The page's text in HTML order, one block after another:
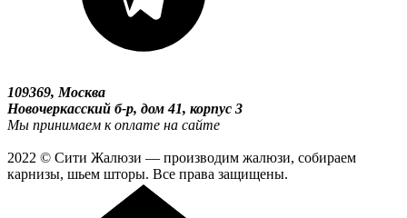
109369, Москва
Новочеркасский б-р, дом 41, корпус 3
Мы принимаем к оплате на сайте
2022 © Сити Жалюзи — производим жалюзи, собираем
карнизы, шьем шторы. Все права защищены.